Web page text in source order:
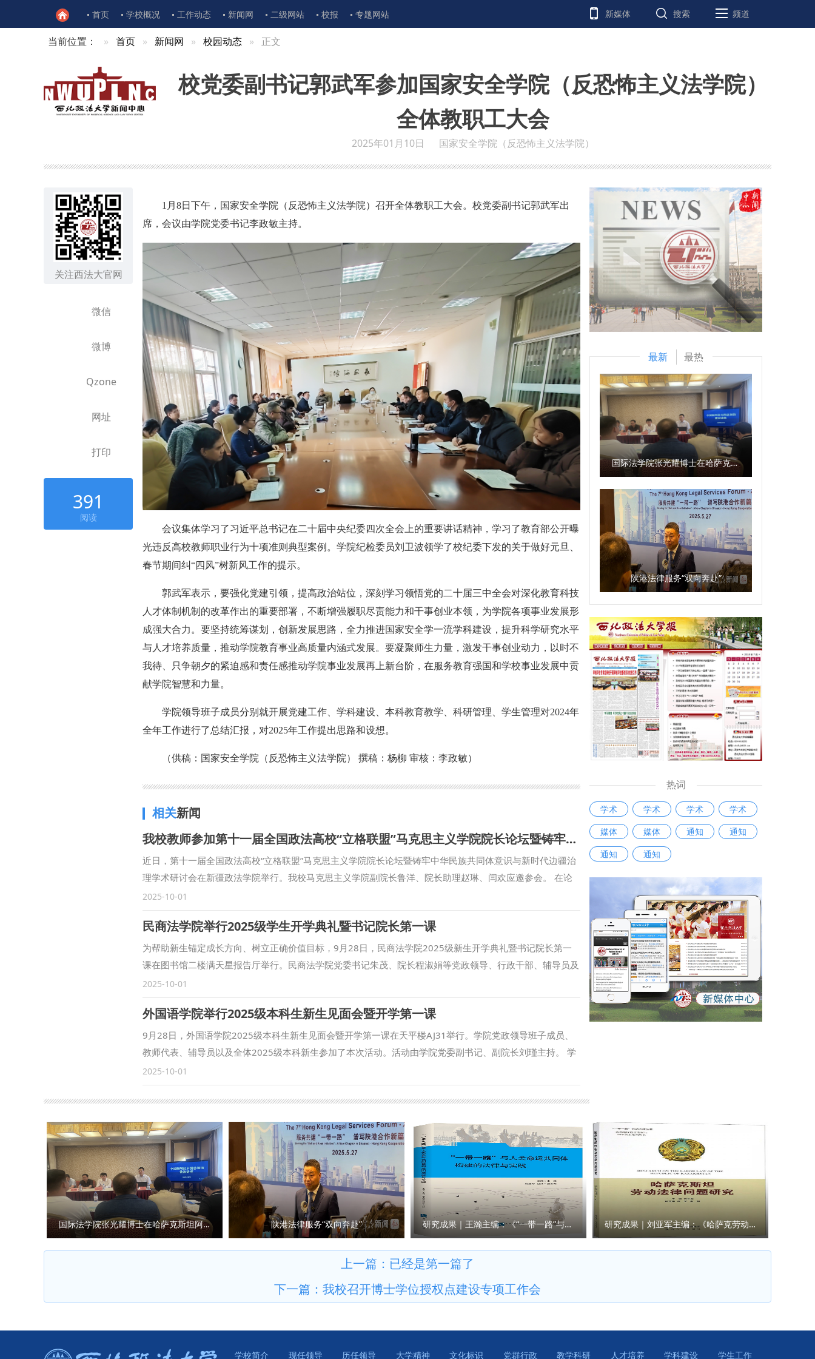
首页 学校概况 工作动态 新闻网 二级网站 校报 专题网站 新媒体 搜索 频道
当前位置： 首页 新闻网 校园动态 正文
校党委副书记郭武军参加国家安全学院（反恐怖主义法学院）
全体教职工大会
2025年01月10日 国家安全学院（反恐怖主义法学院）
关注西法大官网
微信
微博
Qzone
网址
打印
391
阅读
1月8日下午，国家安全学院（反恐怖主义法学院）召开全体教职工大会。校党委副书记郭武军出
席，会议由学院党委书记李政敏主持。
会议集体学习了习近平总书记在二十届中央纪委四次全会上的重要讲话精神，学习了教育部公开曝
光违反高校教师职业行为十项准则典型案例。学院纪检委员刘卫波领学了校纪委下发的关于做好元旦、
春节期间纠“四风”树新风工作的提示。
郭武军表示，要强化党建引领，提高政治站位，深刻学习领悟党的二十届三中全会对深化教育科技
人才体制机制的改革作出的重要部署，不断增强履职尽责能力和干事创业本领，为学院各项事业发展形
成强大合力。要坚持统筹谋划，创新发展思路，全力推进国家安全学一流学科建设，提升科学研究水平
与人才培养质量，推动学院教育事业高质量内涵式发展。要凝聚师生力量，激发干事创业动力，以时不
我待、只争朝夕的紧迫感和责任感推动学院事业发展再上新台阶，在服务教育强国和学校事业发展中贡
献学院智慧和力量。
学院领导班子成员分别就开展党建工作、学科建设、本科教育教学、科研管理、学生管理对2024年
全年工作进行了总结汇报，对2025年工作提出思路和设想。
（供稿：国家安全学院（反恐怖主义法学院） 撰稿：杨柳 审核：李政敏）
相关新闻
我校教师参加第十一届全国政法高校“立格联盟”马克思主义学院院长论坛暨铸牢中华民族共同体意识与新时代边疆治理学术研讨会
近日，第十一届全国政法高校“立格联盟”马克思主义学院院长论坛暨铸牢中华民族共同体意识与新时代边疆治
理学术研讨会在新疆政法学院举行。我校马克思主义学院副院长鲁洋、院长助理赵琳、闫欢应邀参会。 在论
坛主旨发言环节，鲁洋作题为“‘四个与共’与铸牢中华民族共同体意识”的发言。在平行论坛发言环节，赵琳作题
为“一核两融·三维协同：西北政法大学思政课教学高质量发展的实践探索”的发言。鲁洋还参加了“立格联盟”高
校院长与组团式对口援助新疆政法学院马克思主义学院院长联席会议。 本次立格联盟院长论坛的举办恰逢庆
祝新疆维吾尔自治区成立70周年之际，论坛紧紧聚焦铸牢中华民族共同体意识和新时代边疆治理，是高校人
文社会科学研究围绕党在新时代中心工作的体现，为进一步贯彻落实新时代治疆方略提供了学术交流与实践探
索的平台。 （供稿：马克思主义学院 撰稿：鲁洋 审核：刘驰）
2025-10-01
民商法学院举行2025级学生开学典礼暨书记院长第一课
为帮助新生锚定成长方向、树立正确价值目标，9月28日，民商法学院2025级新生开学典礼暨书记院长第一
课在图书馆二楼满天星报告厅举行。民商法学院党委书记朱茂、院长程淑娟等党政领导、行政干部、辅导员及
2025级全体本科生、二学位学生参加活动，活动由学院副院长凤建军主持。 在庄严肃穆的国歌声中，本次典
礼正式拉开了序幕。 朱茂为2025级全体新生讲授了“书记第一课”。他表示，学校红色基因浓厚，法学特色鲜
明，建校以来为国家和社会培养了大量人才。同时，他还对同学们提出三点希望：一是深植红色根脉，以忠诚
铸魂立心，在延安精神滋养中，忠诚于对马克思主义的信仰和对法治中国的坚守；二是精研法治真义，以德法
兼修立身，既要钻进法典条文穷究其理，又要躬身实践体悟“奉法图强”的重量；三是勇担时代使命，以实干笃
行立业，通过社会实践、专业见习、实习等各项校内外活动锤炼本领，投身基层社会治理。最后他鼓励同学们
以校史为鉴、以使命为帆，让青春在法治中国建设的实践中绽放光彩，成长为堪当民族复兴重任的法治新人。
程淑娟为2025级全体新生讲授了“院长第一课”。她对2025级新生的到来表示热烈欢迎，并介绍了学院的学科
命，将个人发展与时代进程紧密联系，为建设法治中国贡献力量；二是以专业学习为中心，全面提升自身素
养，优先夯实专业基础，在学习之余锻炼综合能力；三是塑造完善人格，争做全面发展优秀人才，用积极思维
应对问题，在实践中增长才干，她希望同学们保持对生活的热爱与对法律信念的坚守，秉持善良正直，以不断
求索、勇攀高峰的精神，在民商法学院筑就青春梦想。 学院教学秘书章思悦为新生讲授了学院人才培养方案
与教学管理制度等内容。在校生代表2023级本科生王思涵和新生代表2025级本科生肖子正进行了发言。 此次
2025级新生开学典礼暨院长书记第一课的举办，为2025级新同学点亮了大学征程的灯塔。希望新生们以开学
第一课为序章，筑牢信仰之基，锤炼过硬本领，在民商法学院扬起理想风帆，全力谱写为法治中国建设贡献力
量的青春答卷。 （供稿：民商法学院 撰稿：张智超 审核：朱茂）
2025-10-01
外国语学院举行2025级本科生新生见面会暨开学第一课
9月28日，外国语学院2025级本科生新生见面会暨开学第一课在天平楼AJ31举行。学院党政领导班子成员、
教师代表、辅导员以及全体2025级本科新生参加了本次活动。活动由学院党委副书记、副院长刘瑾主持。 学
院党委书记杨华以“承红色基因，扬时代新风”为题，为全体新生讲授开学第一课。他详细介绍了学校的校史校
情及学院发展，要求新生们要以外语为桥梁，让中国声音响彻世界；以法律为坚守，让专业能力成为报国利
器；以品德为底色，让人格光芒超越技术逻辑；以奋斗为笔墨，将青春足迹深深印刻在祖国大地；以校训为指
引，将“强国有我”融入行动自觉。 院长窦坤为新生送上寄语，鼓励大家争做“扎实的学习者” “有心的观察者” “勇
敢的探索者”。她表示，新生正处于从“英语学习者迈向“语言传播者”的起步阶段，希望大家在课堂、社团活动
与专业竞赛中收获成长，将青春理想融入“用英语讲好中国法治故事” 的使命中。 副院长陈河围绕专业人才培
养方案、专业实习实训、毕业生就业等方面详细进行了介绍。教师代表郭静媛以“融通、探索、成长”三个关键
词向新生分享了专业学习的方法。在校生代表党子裕同学结合课程学习、社会实践、与专业实习等方面分享了
自己的成长经历。2025级新生代表宋琪表示将牢记师长期许、学长嘱托，在未来的学习生活中追求卓越、不
负韶华。 （供稿：外国语学院 撰稿：崔玮 审核：杨华）
2025-10-01
最新 最热
国际法学院张光耀博士在哈萨克斯坦阿拉木图开展科研与社会服务活动
陕港法律服务“双向奔赴”
热词
学术 学术 学术
学术
媒体
媒体 通知
通知
通知
通知
国际法学院张光耀博士在哈萨克斯坦阿拉木图开展科研与社会服务活动 陕港法律服务“双向奔赴” 研究成果｜王瀚主编：《“一带一路”与人类命运共同体构建的法律与实践》 研究成果｜刘亚军主编：《哈萨克劳动法律问题研究》
上一篇：已经是第一篇了
下一篇： 我校召开博士学位授权点建设专项工作会
学校简介 现任领导 历任领导 大学精神 文化标识 党群行政 教学科研 人才培养 学科建设 学生工作